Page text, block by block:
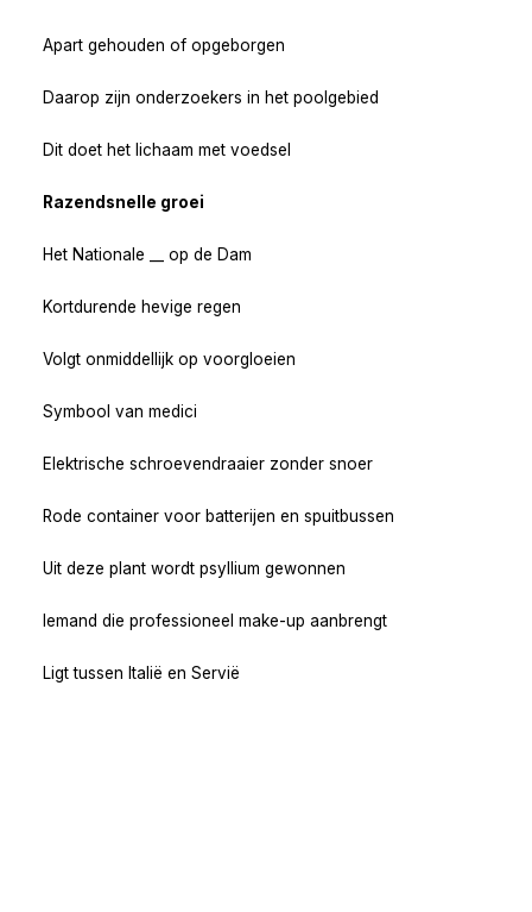
Apart gehouden of opgeborgen
Daarop zijn onderzoekers in het poolgebied
Dit doet het lichaam met voedsel
Razendsnelle groei
Het Nationale __ op de Dam
Kortdurende hevige regen
Volgt onmiddellijk op voorgloeien
Symbool van medici
Elektrische schroevendraaier zonder snoer
Rode container voor batterijen en spuitbussen
Uit deze plant wordt psyllium gewonnen
Iemand die professioneel make-up aanbrengt
Ligt tussen Italië en Servië